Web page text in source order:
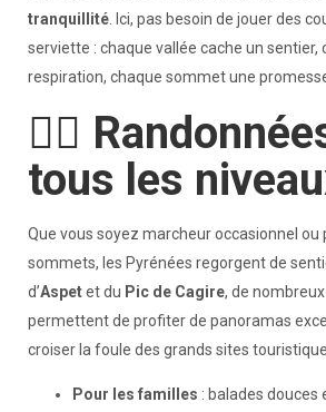
tranquillité. Ici, pas besoin de jouer des
serviette : chaque vallée cache un sentier,
respiration, chaque sommet une promesse
🚶‍♂️
tous les
Que vous soyez marcheur occasionnel ou
sommets, les Pyrénées regorgent de
d’Aspetet du Pic de Cagire, de
permettent de profiter de panoramas
croiser la foule des grands sites
Pour les familles : balades douces